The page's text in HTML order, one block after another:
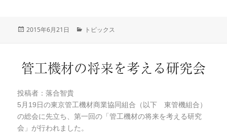
投
2015年6月21日
カ
ー
トピックス
管工機材の将来を考える研究会
投稿者：落合智貴
5月19日の東京管工機材商業協同組合（以下 東管機組合）
の総会に先立ち、第一回の「管工機材の将来を考える研究
会」が行われました。